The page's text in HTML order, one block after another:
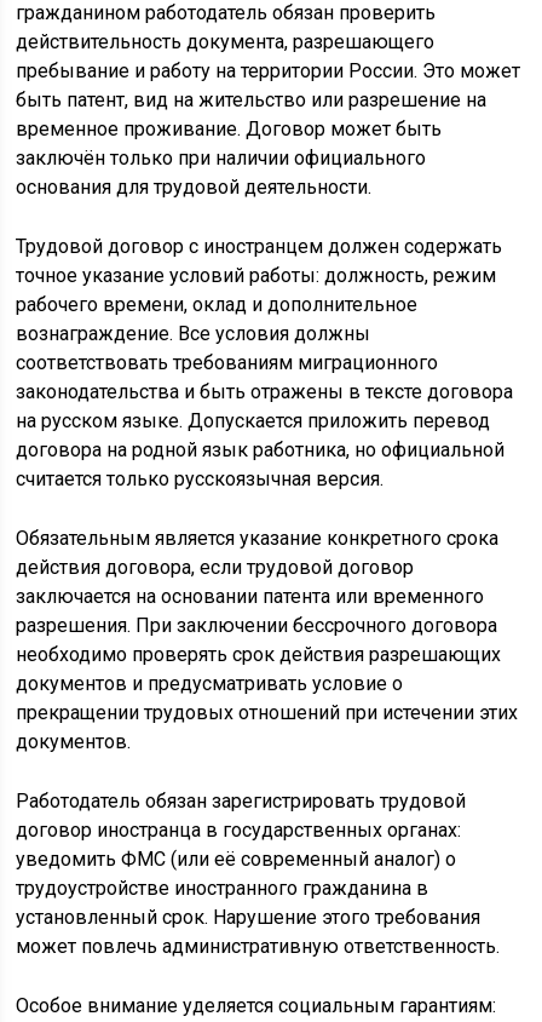
гражданином работодатель обязан проверить
действительность документа, разрешающего
пребывание и работу на территории России. Это может
быть патент, вид на жительство или разрешение на
временное проживание. Договор может быть
заключён только при наличии официального
основания для трудовой деятельности.
Трудовой договор с иностранцем должен содержать
точное указание условий работы: должность, режим
рабочего времени, оклад и дополнительное
вознаграждение. Все условия должны
соответствовать требованиям миграционного
законодательства и быть отражены в тексте договора
на русском языке. Допускается приложить перевод
договора на родной язык работника, но официальной
считается только русскоязычная версия.
Обязательным является указание конкретного срока
действия договора, если трудовой договор
заключается на основании патента или временного
разрешения. При заключении бессрочного договора
необходимо проверять срок действия разрешающих
документов и предусматривать условие о
прекращении трудовых отношений при истечении этих
документов.
Работодатель обязан зарегистрировать трудовой
договор иностранца в государственных органах:
уведомить ФМС (или её современный аналог) о
трудоустройстве иностранного гражданина в
установленный срок. Нарушение этого требования
может повлечь административную ответственность.
Особое внимание уделяется социальным гарантиям: